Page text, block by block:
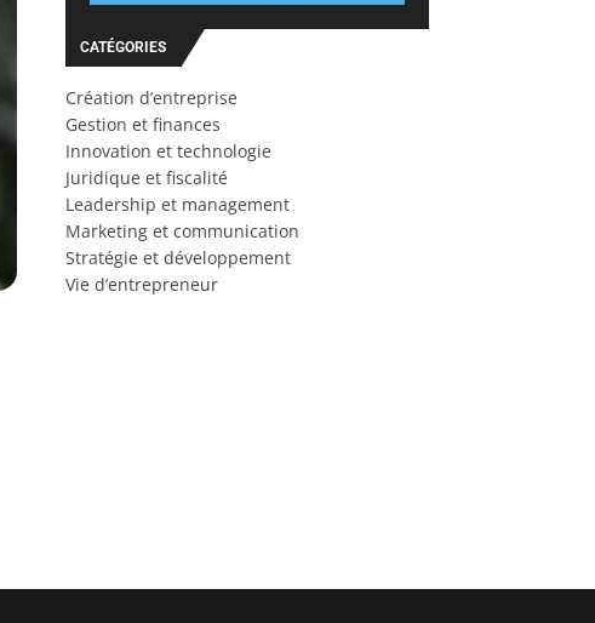
CATÉGORIES
Création d’entreprise
Gestion et finances
Innovation et technologie
Juridique et fiscalité
Leadership et management
Marketing et communication
Stratégie et développement
Vie d’entrepreneur